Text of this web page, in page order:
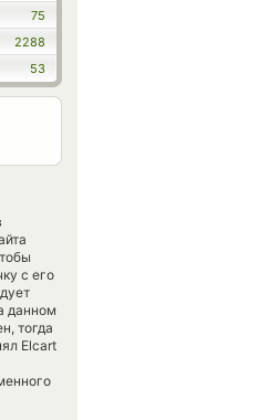
75
2288
53
с его
данном
тогда
Elcart